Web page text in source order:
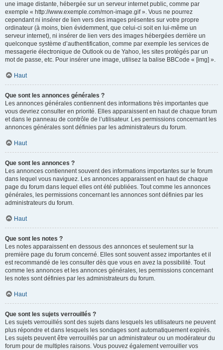
une image distante, hébergée sur un serveur internet public, comme par
exemple « http://www.exemple.com/mon-image.gif ». Vous ne pourrez
cependant ni insérer de lien vers des images présentes sur votre propre
ordinateur (à moins, bien évidemment, que celui-ci soit en lui-même un
serveur internet), ni insérer de lien vers des images hébergées derrière un
quelconque système d’authentification, comme par exemple les services de
messagerie électronique de Outlook ou de Yahoo, les sites protégés par un
mot de passe, etc. Pour insérer une image, utilisez la balise BBCode « [img] ».
Haut
Que sont les annonces générales ?
Les annonces générales contiennent des informations très importantes que
vous devriez consulter en priorité. Elles apparaissent en haut de chaque forum
et dans le panneau de contrôle de l’utilisateur. Les permissions concernant les
annonces générales sont définies par les administrateurs du forum.
Haut
Que sont les annonces ?
Les annonces contiennent souvent des informations importantes sur le forum
dans lequel vous naviguez. Les annonces apparaissent en haut de chaque
page du forum dans lequel elles ont été publiées. Tout comme les annonces
générales, les permissions concernant les annonces sont définies par les
administrateurs du forum.
Haut
Que sont les notes ?
Les notes apparaissent en dessous des annonces et seulement sur la
première page du forum concerné. Elles sont souvent assez importantes et il
est recommandé de les consulter dès que vous en avez la possibilité. Tout
comme les annonces et les annonces générales, les permissions concernant
les notes sont définies par les administrateurs du forum.
Haut
Que sont les sujets verrouillés ?
Les sujets verrouillés sont des sujets dans lesquels les utilisateurs ne peuvent
plus répondre et dans lesquels les sondages sont automatiquement expirés.
Les sujets peuvent être verrouillés par un administrateur ou un modérateur du
forum pour de multiples raisons. Vous pouvez également verrouiller vos